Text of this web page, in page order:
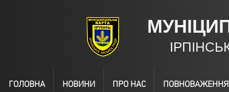
ГОЛОВНА НОВИНИ ПРО НАС ПОВНОВАЖЕННЯ